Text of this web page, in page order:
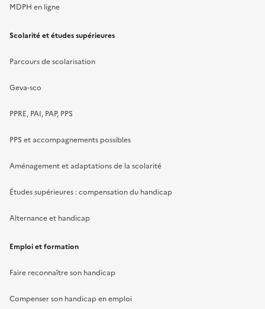
MDPH en ligne
Scolarité et études supérieures
Parcours de scolarisation
Geva-sco
PPRE, PAI, PAP, PPS
PPS et accompagnements possibles
Aménagement et adaptations de la scolarité
Études supérieures : compensation du handicap
Alternance et handicap
Emploi et formation
Faire reconnaître son handicap
Compenser son handicap en emploi